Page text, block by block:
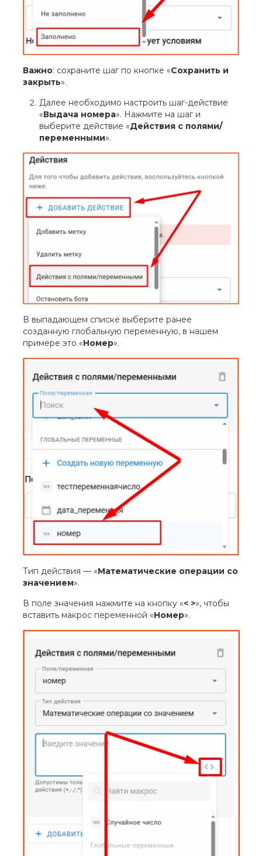
Важно: сохраните шаг по кнопке «Сохранить и
закрыть».
Далее необходимо настроить шаг-действие
«Выдача номера». Нажмите на шаг и
выберите действие «Действия с полями/
переменными».
В выпадающем списке выберите ранее
созданную глобальную переменную, в нашем
примере это «Номер».
Тип действия — «Математические операции со
значением».
В поле значения нажмите на кнопку «< >», чтобы
вставить макрос переменной «Номер».